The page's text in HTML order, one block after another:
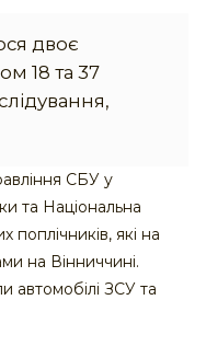
двоє
18 та 37
СБУ у
та Національна
які на
на Вінниччині.
автомобілі ЗСУ та